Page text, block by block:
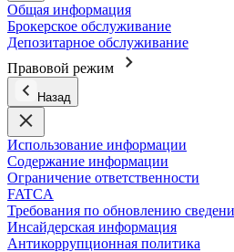
Общая информация
Брокерское обслуживание
Депозитарное обслуживание
Правовой режим
Назад
Использование информации
Содержание информации
Ограничение ответственности
FATCA
Требования по обновлению
Инсайдерская информация
Антикоррупционная политика